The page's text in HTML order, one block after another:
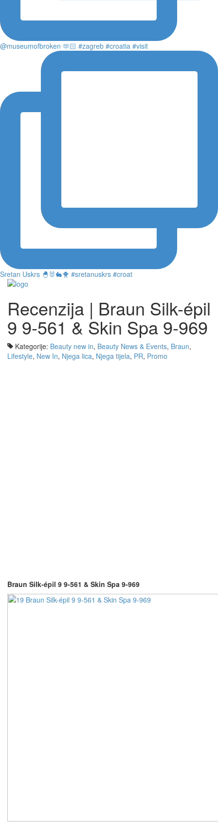
@museumofbroken 🫶🏻 #zagreb #croatia #visit
Sretan Uskrs 🐣🐰🐇🐥 #sretanuskrs #croat
Recenzija | Braun Silk-épil
9 9-561 & Skin Spa 9-969
Kategorije: Beauty new in, Beauty News & Events, Braun,
Lifestyle, New In, Njega lica, Njega tijela, PR, Promo
Braun Silk-épil 9 9-561 & Skin Spa 9-969